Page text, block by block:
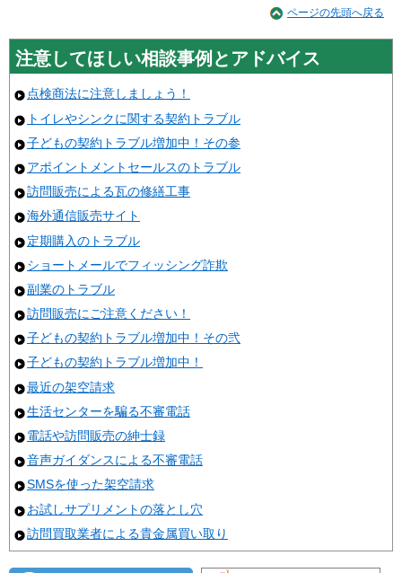
ページの先頭へ戻る
注意してほしい相談事例とアドバイス
点検商法に注意しましょう！
トイレやシンクに関する契約トラブル
子どもの契約トラブル増加中！その参
アポイントメントセールスのトラブル
訪問販売による瓦の修繕工事
海外通信販売サイト
定期購入のトラブル
ショートメールでフィッシング詐欺
副業のトラブル
訪問販売にご注意ください！
子どもの契約トラブル増加中！その弐
子どもの契約トラブル増加中！
最近の架空請求
生活センターを騙る不審電話
電話や訪問販売の紳士録
音声ガイダンスによる不審電話
SMSを使った架空請求
お試しサプリメントの落とし穴
訪問買取業者による貴金属買い取り